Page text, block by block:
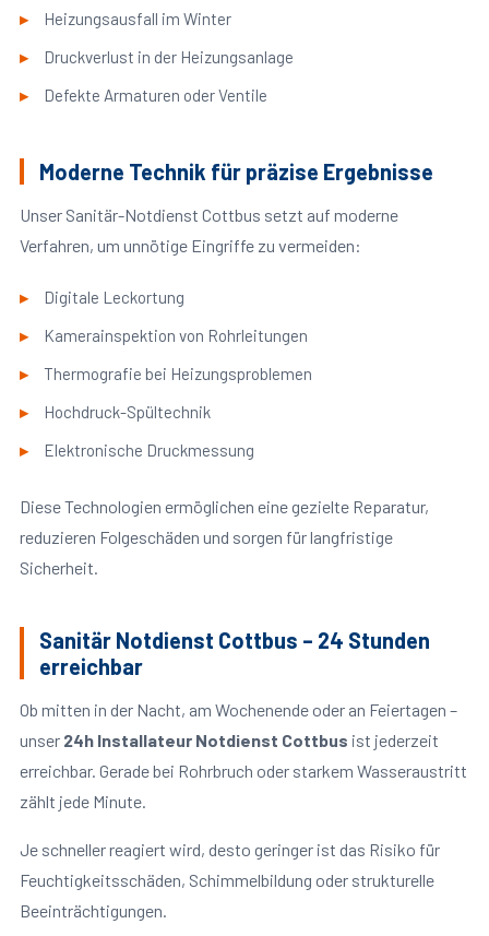
Heizungsausfall im Winter
Druckverlust in der Heizungsanlage
Defekte Armaturen oder Ventile
Moderne Technik für präzise Ergebnisse
Unser Sanitär-Notdienst Cottbus setzt auf moderne
Verfahren, um unnötige Eingriffe zu vermeiden:
Digitale Leckortung
Kamerainspektion von Rohrleitungen
Thermografie bei Heizungsproblemen
Hochdruck-Spültechnik
Elektronische Druckmessung
Diese Technologien ermöglichen eine gezielte Reparatur,
reduzieren Folgeschäden und sorgen für langfristige
Sicherheit.
Sanitär Notdienst Cottbus – 24 Stunden
erreichbar
Ob mitten in der Nacht, am Wochenende oder an Feiertagen –
unser 24h Installateur Notdienst Cottbus ist jederzeit
erreichbar. Gerade bei Rohrbruch oder starkem Wasseraustritt
zählt jede Minute.
Je schneller reagiert wird, desto geringer ist das Risiko für
Feuchtigkeitsschäden, Schimmelbildung oder strukturelle
Beeinträchtigungen.